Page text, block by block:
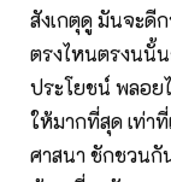
สังเกตุดู มันจะดี
ตรงไหนตรงนนั้น
ประโยชน์ พลอย
ให้มากที่สุด เท่า
ศาสนา ชักชวน